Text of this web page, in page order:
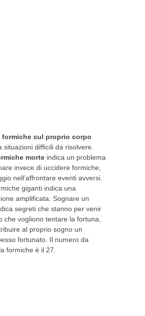
formiche sul proprio corpo
situazioni difficili da risolvere.
morte indica un problema
invece di uccidere formiche,
nell’affrontare eventi avversi.
giganti indica una
amplificata. Sognare un
segreti che stanno per venir
che vogliono tentare la fortuna,
al proprio sogno un
fortunato. Il numero da
formiche è il 27.